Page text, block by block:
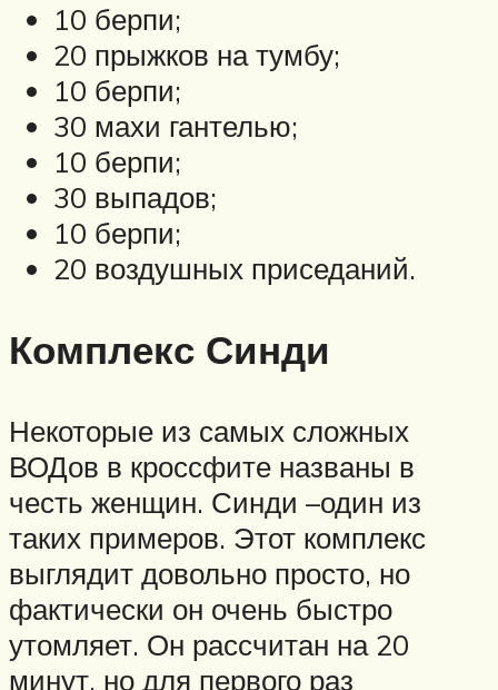
10 берпи;
20 прыжков на тумбу;
10 берпи;
30 махи гантелью;
10 берпи;
30 выпадов;
10 берпи;
20 воздушных приседаний.
Комплекс Синди
Некоторые из самых сложных
ВОДов в кроссфите названы в
честь женщин. Синди –один из
таких примеров. Этот комплекс
выглядит довольно просто, но
фактически он очень быстро
утомляет. Он рассчитан на 20
минут, но для первого раз